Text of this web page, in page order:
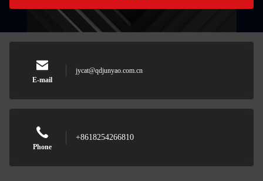
E-mail
jycat@qdjunyao.com.cn
Phone
+8618254266810